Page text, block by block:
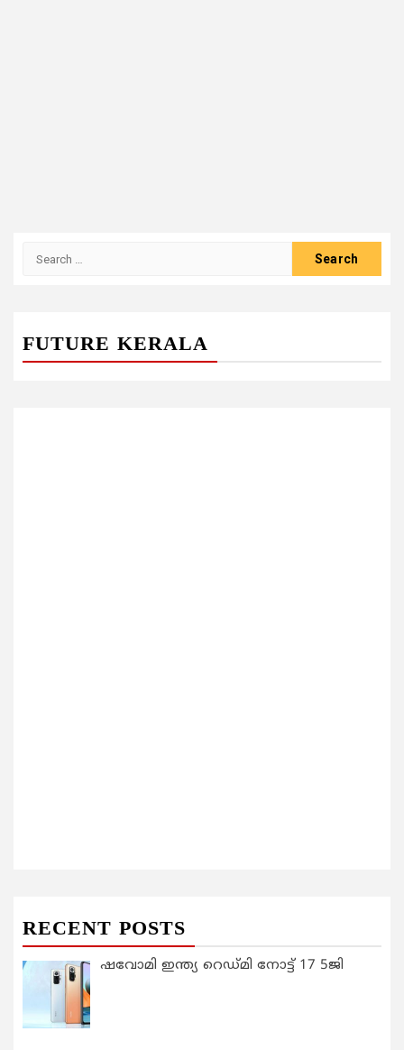
FUTURE KERALA
RECENT POSTS
ഷവോമി ഇന്ത്യ റെഡ്മി നോട്ട് 17 5ജി